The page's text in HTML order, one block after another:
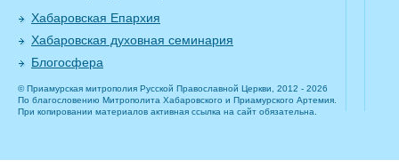
Хабаровская Епархия
Хабаровская духовная семинария
Блогосфера
© Приамурская митрополия Русской Православной Церкви, 2012 - 2026
По благословению Митрополита Хабаровского и Приамурского Артемия.
При копировании материалов активная ссылка на сайт обязательна.